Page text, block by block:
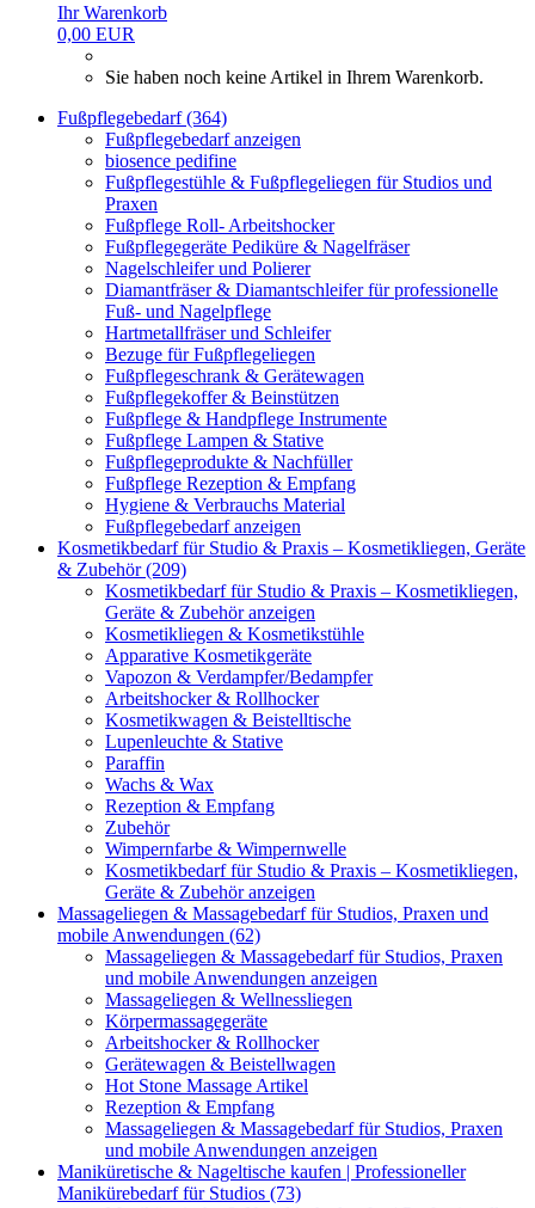
Ihr Warenkorb
0,00 EUR
Sie haben noch keine Artikel in Ihrem Warenkorb.
Fußpflegebedarf (364)
Fußpflegebedarf anzeigen
biosence pedifine
Fußpflegestühle & Fußpflegeliegen für Studios und
Praxen
Fußpflege Roll- Arbeitshocker
Fußpflegegeräte Pediküre & Nagelfräser
Nagelschleifer und Polierer
Diamantfräser & Diamantschleifer für professionelle
Fuß- und Nagelpflege
Hartmetallfräser und Schleifer
Bezuge für Fußpflegeliegen
Fußpflegeschrank & Gerätewagen
Fußpflegekoffer & Beinstützen
Fußpflege & Handpflege Instrumente
Fußpflege Lampen & Stative
Fußpflegeprodukte & Nachfüller
Fußpflege Rezeption & Empfang
Hygiene & Verbrauchs Material
Fußpflegebedarf anzeigen
Kosmetikbedarf für Studio & Praxis – Kosmetikliegen, Geräte
& Zubehör (209)
Kosmetikbedarf für Studio & Praxis – Kosmetikliegen,
Geräte & Zubehör anzeigen
Kosmetikliegen & Kosmetikstühle
Apparative Kosmetikgeräte
Vapozon & Verdampfer/Bedampfer
Arbeitshocker & Rollhocker
Kosmetikwagen & Beistelltische
Lupenleuchte & Stative
Paraffin
Wachs & Wax
Rezeption & Empfang
Zubehör
Wimpernfarbe & Wimpernwelle
Kosmetikbedarf für Studio & Praxis – Kosmetikliegen,
Geräte & Zubehör anzeigen
Massageliegen & Massagebedarf für Studios, Praxen und
mobile Anwendungen (62)
Massageliegen & Massagebedarf für Studios, Praxen
und mobile Anwendungen anzeigen
Massageliegen & Wellnessliegen
Körpermassagegeräte
Arbeitshocker & Rollhocker
Gerätewagen & Beistellwagen
Hot Stone Massage Artikel
Rezeption & Empfang
Massageliegen & Massagebedarf für Studios, Praxen
und mobile Anwendungen anzeigen
Maniküretische & Nageltische kaufen | Professioneller
Manikürebedarf für Studios (73)